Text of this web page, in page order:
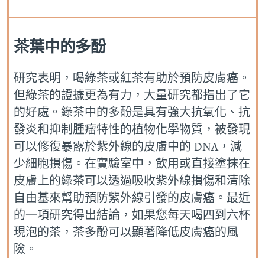
茶葉中的多酚
研究表明，喝綠茶或紅茶有助於預防皮膚癌。
但綠茶的證據更為有力，大量研究都指出了它
的好處。綠茶中的多酚是具有強大抗氧化、抗
發炎和抑制腫瘤特性的植物化學物質，被發現
可以修復暴露於紫外線的皮膚中的 DNA，減
少細胞損傷。在實驗室中，飲用或直接塗抹在
皮膚上的綠茶可以透過吸收紫外線損傷和清除
自由基來幫助預防紫外線引發的皮膚癌。最近
的一項研究得出結論，如果您每天喝四到六杯
現泡的茶，茶多酚可以顯著降低皮膚癌的風
險。